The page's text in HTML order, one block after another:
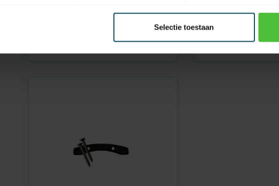
Selectie toestaanKunststoffnocken